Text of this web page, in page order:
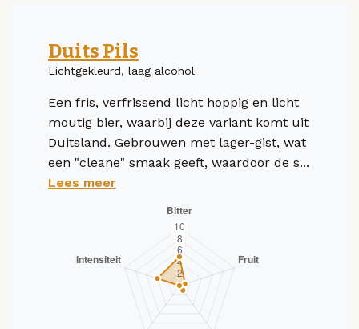
Duits Pils
Lichtgekleurd, laag alcohol
Een fris, verfrissend licht hoppig en licht
moutig bier, waarbij deze variant komt uit
Duitsland. Gebrouwen met lager-gist, wat
een "cleane" smaak geeft, waardoor de s...
Lees meer